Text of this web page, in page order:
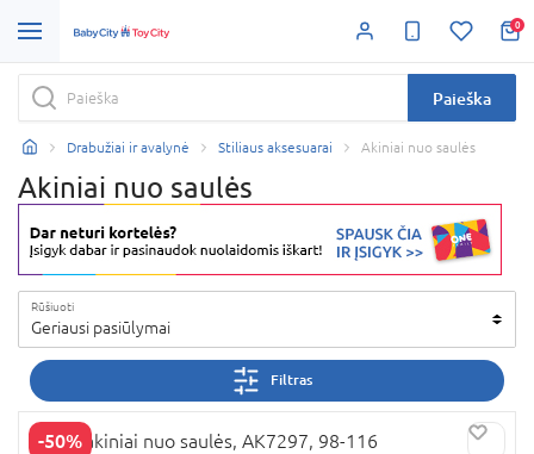
0
Paieška
Drabužiai ir avalynė Stiliaus aksesuarai Akiniai nuo saulės
Akiniai nuo saulės
Rūšiuoti
Geriausi pasiūlymai
Filtras
-50%
NEXT akiniai nuo saulės, AK7297, 98-116